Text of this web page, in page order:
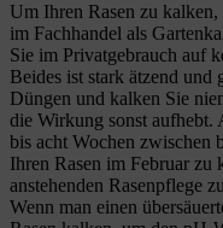
Um Ihren Rasen zu
im Fachhandel als
Sie im Privatgebrauch auf
Beides ist stark ätzend und
Düngen und kalken Sie
die Wirkung sonst aufhebt.
bis acht Wochen zwischen
Ihren Rasen im Februar
anstehenden Rasenpflege
Wenn man einen